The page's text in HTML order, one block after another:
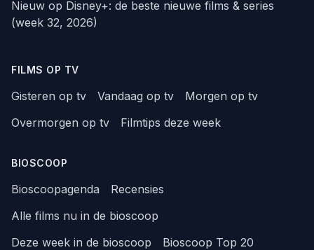
Nieuw op Disney+: de beste nieuwe films & series
(week 32, 2026)
FILMS OP TV
Gisteren op tv Vandaag op tv
Morgen op tv
Overmorgen op tv
Filmtips deze week
BIOSCOOP
Bioscoopagenda
Recensies
Alle films nu in de bioscoop
Deze week in de bioscoop
Bioscoop Top 20